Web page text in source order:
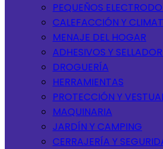
PEQUEÑOS
CALEFACCIÓN Y
MENAJE DEL HOGAR
ADHESIVOS Y
DROGUERÍA
HERRAMIENTAS
PROTECCIÓN Y
MAQUINARIA
JARDÍN Y CAMPING
CERRAJERÍA Y